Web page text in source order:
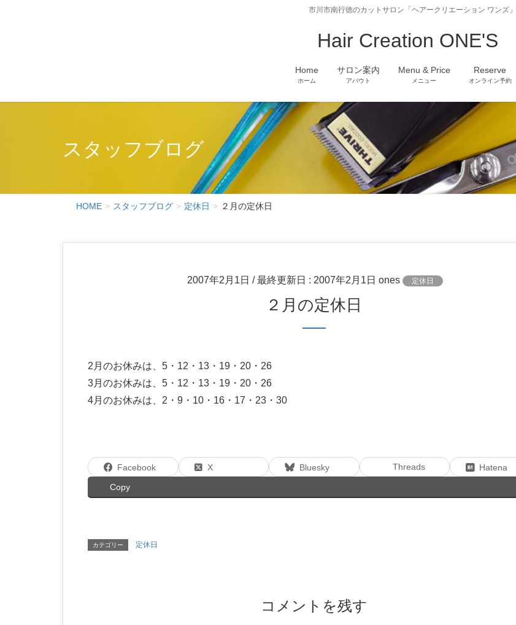
市川市南行徳のカットサロン「ヘアークリエーション ワンズ」
Hair Creation ONE'S
Home
ホーム
サロン案内
アバウト
Menu & Price
メニュー
Reserve
オンライン予約
スタッフブログ
HOME スタッフブログ 定休日 ２月の定休日
2007年2月1日 / 最終更新日 : 2007年2月1日 ones 定休日
２月の定休日
2月のお休みは、5・12・13・19・20・26
3月のお休みは、5・12・13・19・20・26
4月のお休みは、2・9・10・16・17・23・30
Facebook X Bluesky Threads
Hatena
Copy
カテゴリー 定休日
コメントを残す